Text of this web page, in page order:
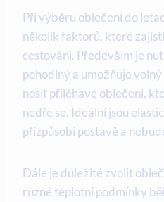
Při výběru oblečení do
několik faktorů, které
cestování. Především je
pohodlný a umožňuje
nosit přiléhavé oblečení,
nedře se. Ideální jsou
přizpůsobí postavě a
Dále je důležité zvolit
různé teplotní podmínky